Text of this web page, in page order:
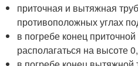
приточная и вытяжная
противоположных углах
в погребе конец
располагаться на высоте